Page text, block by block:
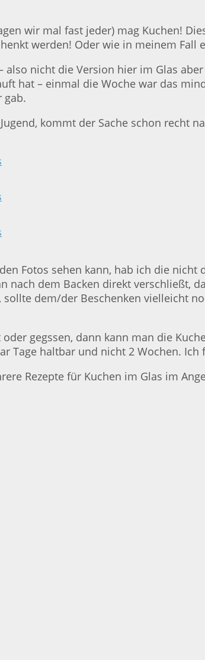
wir mal fast jeder) mag Kuchen!
werden! Oder wie in meinem Fall
also nicht die Version hier im Glas
hat – einmal die Woche war das
gab.
kommt der Sache schon recht
Fotos sehen kann, hab ich die
nach dem Backen direkt verschließt,
sollte dem/der Beschenken vielleicht
gegssen, dann kann man die
Tage haltbar und nicht 2 Wochen.
Rezepte für Kuchen im Glas im